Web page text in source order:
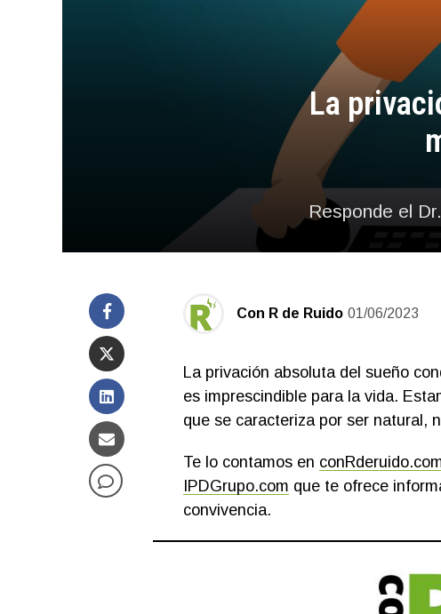
La
Responde el
Con R de Ruido 01/06/2023
La privación absoluta del sueño
es imprescindible para la vida.
que se caracteriza por ser natural,
Te lo contamos en
IPDGrupo.com que te ofrece
convivencia.